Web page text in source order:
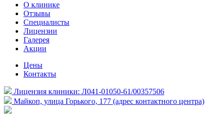
О клинике
Отзывы
Специалисты
Лицензии
Галерея
Акции
Цены
Контакты
Лицензия клиники: Л041-01050-61/00357506
Майкоп, улица Горького, 177 (адрес контактного центра)